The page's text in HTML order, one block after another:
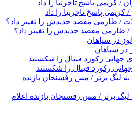
کریمی پاسخ تاجرنیا را داد
/ طارمی مقصد جدیدش را تغییر داد؟
در سپاهان
رکورد فینال را شکستند
برتر / مس رفسنجان بازنده اعلام